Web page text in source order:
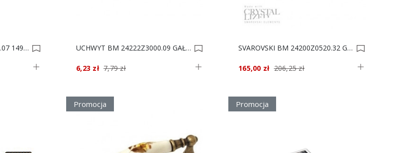
UCHWYT BM 15083Z128B.07 149x30/128** 0006250 UCHWYT BM 24222Z3000.09 GAŁKA 30 0005741
6,23 zł 7,79 zł
SVAROVSKI BM 24200Z0520.32 GAŁKA 0005400
165,00 zł 206,25 zł
Promocja Promocja